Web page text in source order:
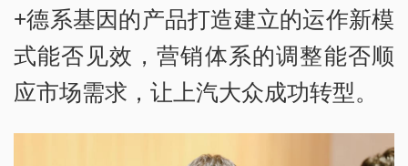
+德系基因的产品打造建立的运作新模
式能否见效，营销体系的调整能否顺
应市场需求，让上汽大众成功转型。